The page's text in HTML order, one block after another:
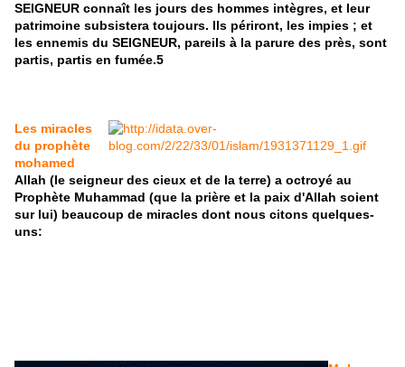
SEIGNEUR connaît les jours des hommes intègres, et leur
patrimoine subsistera toujours. Ils périront, les impies ; et
les ennemis du SEIGNEUR, pareils à la parure des près, sont
partis, partis en fumée.5
Les miracles
du prophète
mohamed
Allah (le seigneur des cieux et de la terre) a octroyé au
Prophète Muhammad (que la prière et la paix d'Allah soient
sur lui) beaucoup de miracles dont nous citons quelques-
uns: